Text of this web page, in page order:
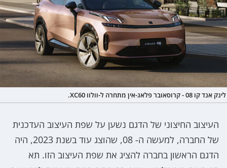
לינק אנד קו 08 - קרוסאובר פלאג-אין מתחרה ל-וולוו XC60.
העיצוב החיצוני של הדגם נשען על שפת העיצוב העדכנית
של החברה, למעשה ה- 08, שהוצג עוד בשנת 2023, היה
הדגם הראשון בחברה להציג את שפת העיצוב הזו. תא